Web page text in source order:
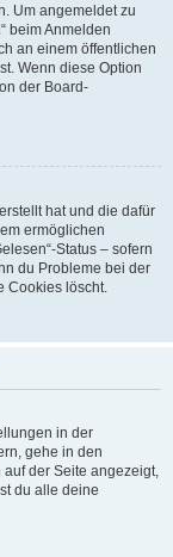
Um angemeldet zu
beim Anmelden
an einem öffentlichen
Wenn diese Option
der Board-
hat und die dafür
ermöglichen
Status – sofern
du Probleme bei der
Cookies löscht.
in der
gehe in den
auf der Seite angezeigt,
du alle deine